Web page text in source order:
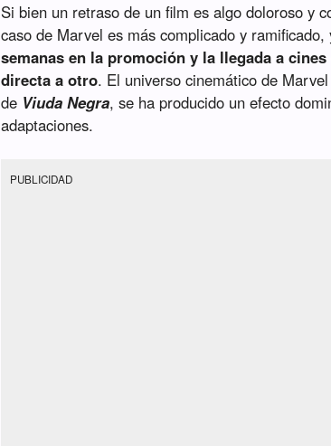
Si bien un retraso de un film es algo doloroso y
caso de Marvel es más complicado y ramificado,
semanas en la promoción y la llegada a
directa a otro. El universo cinemático de
de Viuda Negra, se ha producido un efecto
adaptaciones.
PUBLICIDAD